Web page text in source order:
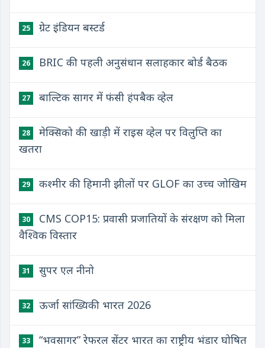
25 ग्रेट इंडियन बस्टर्ड
26 BRIC की पहली अनुसंधान सलाहकार बोर्ड बैठक
27 बाल्टिक सागर में फंसी हंपबैक व्हेल
28
मेक्सिको की खाड़ी में राइस व्हेल पर विलुप्ति का
खतरा
29 कश्मीर की हिमानी झीलों पर GLOF का उच्च जोखिम
30
CMS COP15: प्रवासी प्रजातियों के संरक्षण को मिला
वैश्विक विस्तार
31 सुपर एल नीनो
32 ऊर्जा सांख्यिकी भारत 2026
33 “भवसागर” रेफरल सेंटर भारत का राष्ट्रीय भंडार घोषित